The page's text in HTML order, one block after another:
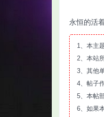
永恒的活
1、本主
2、本站
3、其他
4、帖子
5、本帖
6、如果